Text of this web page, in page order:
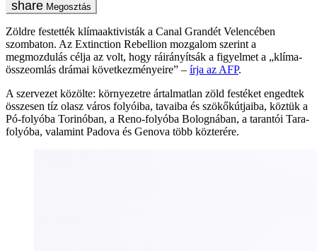
Megosztás
Zöldre festették klímaaktivisták a Canal Grandét Velencében
szombaton. Az Extinction Rebellion mozgalom szerint a
megmozdulás célja az volt, hogy ráirányítsák a figyelmet a „klíma-
összeomlás drámai következményeire” – írja az AFP.
A szervezet közölte: környezetre ártalmatlan zöld festéket engedtek
összesen tíz olasz város folyóiba, tavaiba és szökőkútjaiba, köztük a
Pó-folyóba Torinóban, a Reno-folyóba Bolognában, a tarantói Tara-
folyóba, valamint Padova és Genova több közterére.